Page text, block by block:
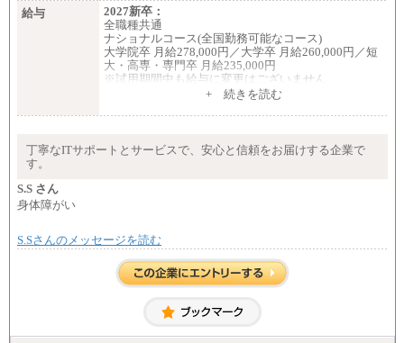
給与
2027新卒：
全職種共通
ナショナルコース(全国勤務可能なコース)
大学院卒 月給278,000円／大学卒 月給260,000円／短
大・高専・専門卒 月給235,000円
※試用期間中も給与に変更はございません
大学院卒 月給264,000円／大学卒 月給250,000円／短
※試用期間中も給与に変更はございません
中途：
+ 続きを読む
丁寧なITサポートとサービスで、安心と信頼をお届けする企業で
す。
S.S さん
身体障がい
S.Sさんのメッセージを読む